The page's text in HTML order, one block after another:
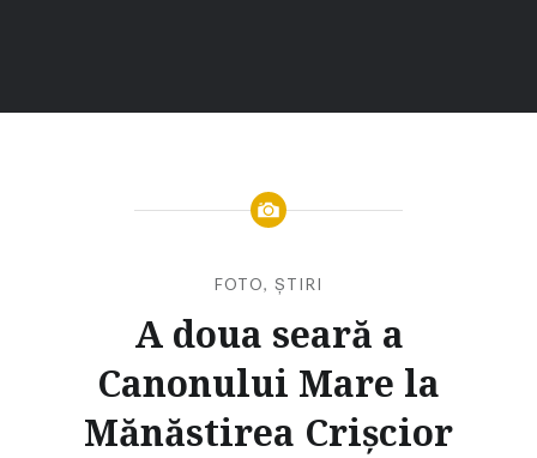
FOTO, ȘTIRI
A doua seară a
Canonului Mare la
Mănăstirea Crișcior